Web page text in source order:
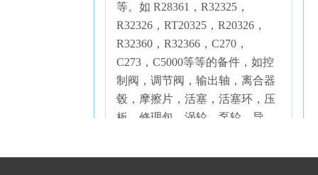
等。如 R28361，R32325，
R32326，RT20325，R20326，
R32360，R32366，C270，
C273，C5000等等的备件，如控
制阀，调节阀，输出轴，离合器
毂，摩擦片，活塞，活塞环，压
板，修理包，涡轮，泵轮，导